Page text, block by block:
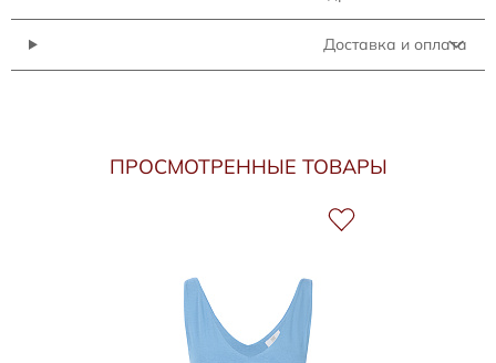
Доставка и оплата
ПРОСМОТРЕННЫЕ ТОВАРЫ